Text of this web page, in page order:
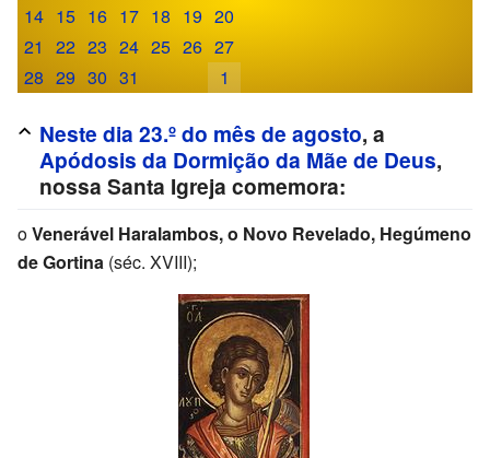
14 15 16 17 18 19 20
21
22 23 24 25 26 27
28 29 30 31 1
Neste dia 23.º do mês de agosto, a
Apódosis da Dormição da Mãe de Deus,
nossa Santa Igreja comemora:
oVenerável Haralambos, o Novo Revelado, Hegúmeno
de Gortina (séc. XVIII);